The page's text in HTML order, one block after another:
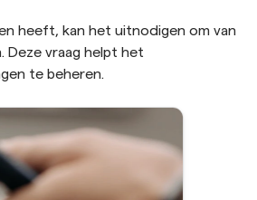
heeft, kan het uitnodigen om van
Deze vraag helpt het
te beheren.